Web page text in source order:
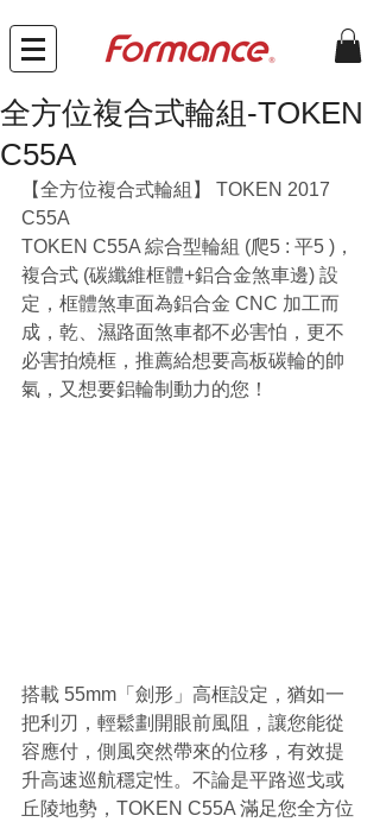
全方位複合式輪組-TOKEN
C55A
【全方位複合式輪組】 TOKEN 2017
C55A
TOKEN C55A 綜合型輪組 (爬5 : 平5 )，
複合式 (碳纖維框體+鋁合金煞車邊) 設
定，框體煞車面為鋁合金 CNC 加工而
成，乾、濕路面煞車都不必害怕，更不
必害拍燒框，推薦給想要高板碳輪的帥
氣，又想要鋁輪制動力的您！
搭載 55mm「劍形」高框設定，猶如一
把利刃，輕鬆劃開眼前風阻，讓您能從
容應付，側風突然帶來的位移，有效提
升高速巡航穩定性。不論是平路巡戈或
丘陵地勢，TOKEN C55A 滿足您全方位